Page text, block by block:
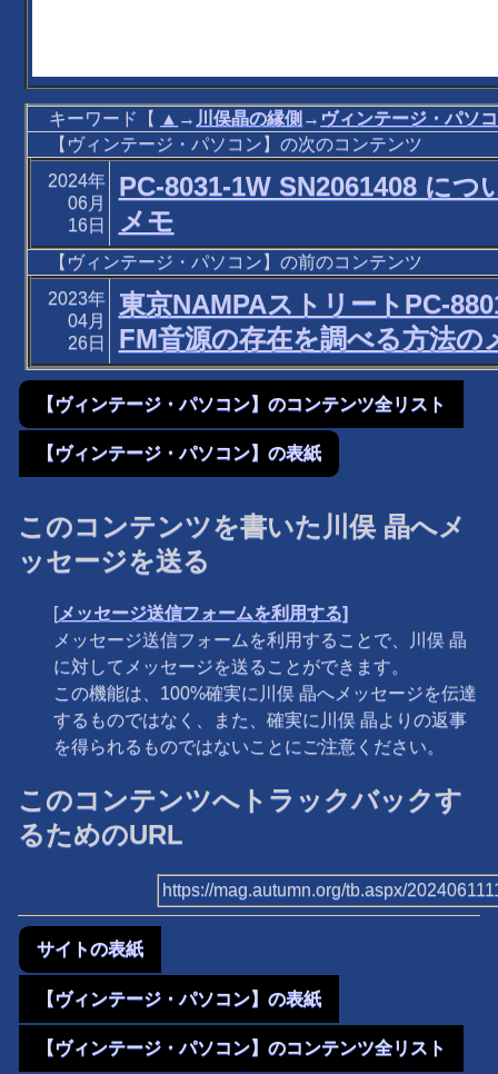
キーワード【 ▲ → 川俣晶の縁側 → ヴィンテージ・パソ
【ヴィンテージ・パソコン】の次のコンテンツ
2024年
06月
16日
PC-8031-1W SN2061408 につ
メモ
【ヴィンテージ・パソコン】の前のコンテンツ
2023年
04月
26日
東京NAMPAストリートPC-
FM音源の存在を調べる方法の
【ヴィンテージ・パソコン】のコンテンツ全リスト
【ヴィンテージ・パソコン】の表紙
このコンテンツを書いた川俣 晶へメ
ッセージを送る
[メッセージ送信フォームを利用する]
メッセージ送信フォームを利用することで、川俣 晶
に対してメッセージを送ることができます。
この機能は、100%確実に川俣 晶へメッセージを伝達
するものではなく、また、確実に川俣 晶よりの返事
を得られるものではないことにご注意ください。
このコンテンツへトラックバックす
るためのURL
https://mag.autumn.org/tb.aspx/
サイトの表紙
【ヴィンテージ・パソコン】の表紙
【ヴィンテージ・パソコン】のコンテンツ全リスト